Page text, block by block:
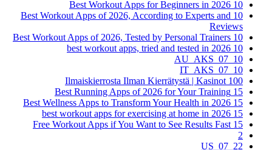
10 Best Workout Apps for Beginners in 2026
10 Best Workout Apps of 2026, According to Experts and
Reviews
10 Best Workout Apps of 2026, Tested by Personal Trainers
10 best workout apps, tried and tested in 2026
10_07_AU_AKS
10_07_IT_AKS
100 Ilmaiskierrosta Ilman Kierrätystä | Kasinot
15 Best Running Apps of 2026 for Your Training
15 Best Wellness Apps to Transform Your Health in 2026
15 best workout apps for exercising at home in 2026
15 Free Workout Apps if You Want to See Results Fast
2
22_07_US